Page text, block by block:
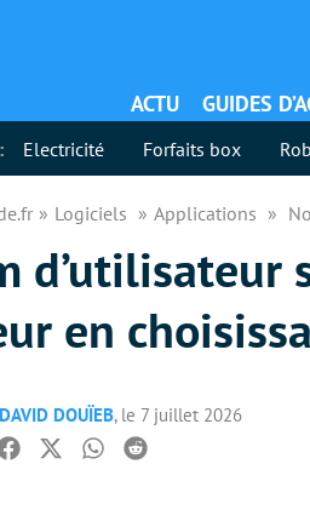
ACTU GUIDES
Electricité Forfaits box
Logiciels Applications
d’utilisateur
en
DAVID DOUÏEB, le 7 juillet 2026
Facebook
TwitterWhatsapp
Reddit